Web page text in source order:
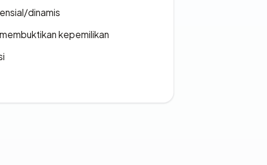
dinamis
kepemilikan